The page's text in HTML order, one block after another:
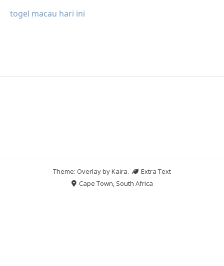
togel macau hari ini
Theme: Overlay byKaira.
Extra Text
Cape Town, South Africa